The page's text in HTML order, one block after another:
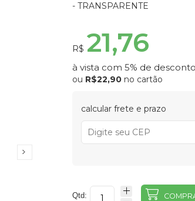
- TRANSPARENTE
R$ 21,76
à vista com 5% de
ou R$22,90 no cartão
calcular frete e prazo
Qtd: